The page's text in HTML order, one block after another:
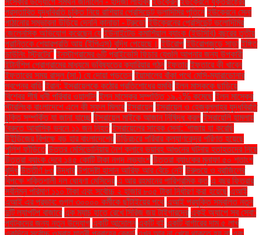
প্রস্তাবিত যুদ্ধবিরতি চুক্তি নিয়ে রাশিয়ার প্রেসিডেন্ট ভ্লাদিমির পুতিনে ইউক্রেনে সেনা
পাঠানোর সম্ভাবনা উড়িয়ে দেননি কানাডা - ট্রুডো ইউক্রেনের প্রেসিডেন্ট ভলোদিমির
জেলেনস্কি অভিযোগ করেছেন যে ইউনাইটেড কমার্শিয়াল ব্যাংক (ইউসিবি) বছরের তৃতীয়
প্রান্তিকে শেয়ারপ্রতি আয় (ইপিএস) বৃদ্ধি পেয়েছে। ইউরোপ ইউরোপজুড়ে সাড়া ইঙ্গিত
ডাউনিং স্ট্রিটের" ইনস্টাগ্রামের ৬টি প্রাইভেসি ফিচার যেগুলি আপনার জন্য উপকারী
ইন্টার্নশিপ প্রোগ্রামের মাধ্যমে ভবিষ্যতের ক্যারিয়ার গঠন ইফতার ইফতারে কী খাবেন
ইফতারের সময় রাসুল (সা.) যে দোয়া পড়তেন ইয়ামালের বাঁকা পথে মেসি-ম্যারাডোনার
স্বপ্নের বাড়ি ইরান: ইসরায়েলকে কঠোর প্রতিশোধের হুমকি ইলন মাস্ককে ছাড়িয়ে
বিশ্বের শীর্ষ ধনী পরিবার ওয়ালটন ইলন মাস্কের সম্পত্তি ১৯.২% কমেছে ইলন মাস্কের
স্টারলিংক বাংলাদেশে এলে কী সুফল মিলবে ইসরায়েল ইসরায়েল ও হেজবুল্লাহর যুদ্ধবিরতি
চুক্তি সম্পর্কিত যা জানা যাচ্ছে ইসরায়েল মাইকে আজান নিষিদ্ধ করল ইসরায়েলি হামলায়
বৈরুতে আবাসিক ভবনে ১১ জন নিহত ইসরায়েলের সাবেক সেনা: 'গাজায় যা করেছি
উইন্ডিজের বিপক্ষে বড় হার বাংলাদেশের উড়িরচরে পরিবার কল্যাণকেন্দ্র পরিণত হয়েছে
পুলিশ ফাঁড়িতে উত্তর মেসিডোনিয়ায় নৈশ ক্লাবে ভয়াবহ আগুনের ঘটনায় হতাহতদের নিয়ে
উত্তরা ব্যাংক দেবে ১৪৫ কোটি টাকা নগদ লভ্যাংশ উত্তরা ব্যাংকের মুনাফা ৫০ শতাংশ
বৃদ্ধি উত্তীর্ণ ৮৩ উদ্ধার উপদেষ্টা হাসান আরিফ আর বেঁচে নেই উরুগুয়ে ও ব্রাজিলের
বিপক্ষে শক্তিশালী দল ঘোষণা মেসিদের এ আর রহমানের পারিশ্রমিক কত এ বছর ফিতরার
সর্বনিম্ন পরিমাণ ১১০ টাকা এবং সর্বোচ্চ ২ হাজার ৮০৫ টাকা নির্ধারণ করা হয়েছে এআই
এআই এর প্রভাব: গুগল ৩০০০০ কর্মীকে ছাঁটাইয়ের পথে এআই প্রযুক্তি সম্বলিত নতুন
দুটি ল্যাপটপ বাজারে এক ম্যাচ হাতে রেখে সিরিজ জয় টাইগারদের একই অ্যাপে সব সেবা:
পর্যটকদের জন্য নতুন উদ্যোগ একটি আন্দোলন একটি বই একটি বার্গারের দাম ৫ লাখ